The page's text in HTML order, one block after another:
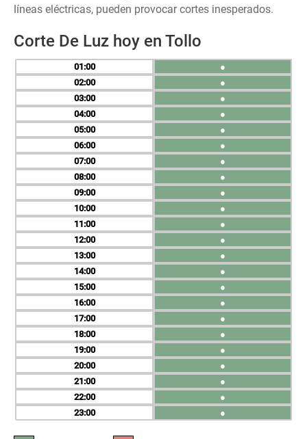
líneas eléctricas, pueden provocar cortes inesperados.
Corte De Luz hoy en Tollo
01
02
03
04
05
06
07
08
09
10
11
12
13
14
15
16
17
18
19
20
21
22
23
●
●
●
●
●
●
●
●
●
●
●
●
●
●
●
●
●
●
●
●
●
●
●